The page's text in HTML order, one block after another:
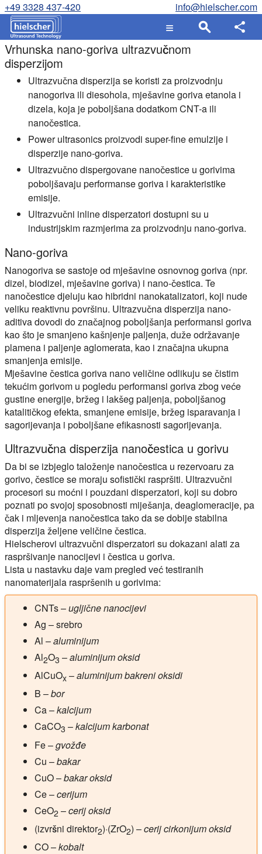
+49 3328 437-420 info@hielscher.com
Vrhunska nano-goriva ultrazvučnom
disperzijom
Ultrazvučna disperzija se koristi za proizvodnju
nanogoriva ili diesohola, mješavine goriva etanola i
dizela, koja je poboljšana dodatkom CNT-a ili
nanočestica.
Power ultrasonics proizvodi super-fine emulzije i
disperzije nano-goriva.
Ultrazvučno dispergovane nanočestice u gorivima
poboljšavaju performanse goriva i karakteristike
emisije.
Ultrazvučni inline disperzatori dostupni su u
industrijskim razmjerima za proizvodnju nano-goriva.
Nano-goriva
Nanogoriva se sastoje od mješavine osnovnog goriva (npr.
dizel, biodizel, mješavine goriva) i nano-čestica. Te
nanočestice djeluju kao hibridni nanokatalizatori, koji nude
veliku reaktivnu površinu. Ultrazvučna disperzija nano-
aditiva dovodi do značajnog poboljšanja performansi goriva
kao što je smanjeno kašnjenje paljenja, duže održavanje
plamena i paljenje aglomerata, kao i značajna ukupna
smanjenja emisije.
Mješavine čestica goriva nano veličine odlikuju se čistim
tekućim gorivom u pogledu performansi goriva zbog veće
gustine energije, bržeg i lakšeg paljenja, poboljšanog
katalitičkog efekta, smanjene emisije, bržeg isparavanja i
sagorijevanja i poboljšane efikasnosti sagorijevanja.
Ultrazvučna disperzija nanočestica u gorivu
Da bi se izbjeglo taloženje nanočestica u rezervoaru za
gorivo, čestice se moraju sofistički raspršiti. Ultrazvučni
procesori su moćni i pouzdani disperzatori, koji su dobro
poznati po svojoj sposobnosti miješanja, deaglomeracije, pa
čak i mljevenja nanočestica tako da se dobije stabilna
disperzija željene veličine čestica.
Hielscherovi ultrazvučni disperzatori su dokazani alati za
raspršivanje nanocijevi i čestica u goriva.
Lista u nastavku daje vam pregled već testiranih
nanomaterijala raspršenih u gorivima:
CNTs–ugljične nanocijevi
Ag – srebro
Al –aluminijum
Al2O3 –aluminijum oksid
AlCuOx –aluminijum bakreni oksidi
B –bor
Ca–kalcijum
CaCO3 –kalcijum karbonat
Fe–gvožđe
Cu –bakar
CuO–bakar oksid
Ce–cerijum
CeO2 –cerij oksid
(izvršni direktor2)·(ZrO2) –cerij cirkonijum oksid
CO–kobalt